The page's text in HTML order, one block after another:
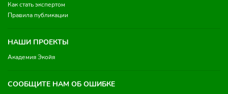
Как стать экспертом
Правила публикации
НАШИ ПРОЕКТЫ
Академия Экойя
СООБЩИТЕ НАМ ОБ ОШИБКЕ